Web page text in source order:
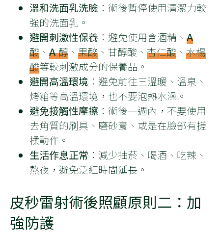
溫和洗面乳洗臉 ：術後暫停使用清潔力較
強的洗面乳。
避開刺激性保養 ：避免使用含酒精、 A
酸 、 A 醇 、 果酸 、甘醇酸、 杏仁酸 、 水楊
酸等較刺激成分的保養品。
避開高溫環境 ：避免前往三溫暖、溫泉、
烤箱等高溫環境，也不要泡熱水澡。
避免接觸性摩擦 ：術後一週內，不要使用
去角質的刷具、磨砂膏、或是在臉部有搓
揉動作。
生活作息正常 ：減少抽菸、喝酒、吃辣、
熬夜，避免泛紅時間延長。
皮秒雷射術後照顧原則二：加
強防護